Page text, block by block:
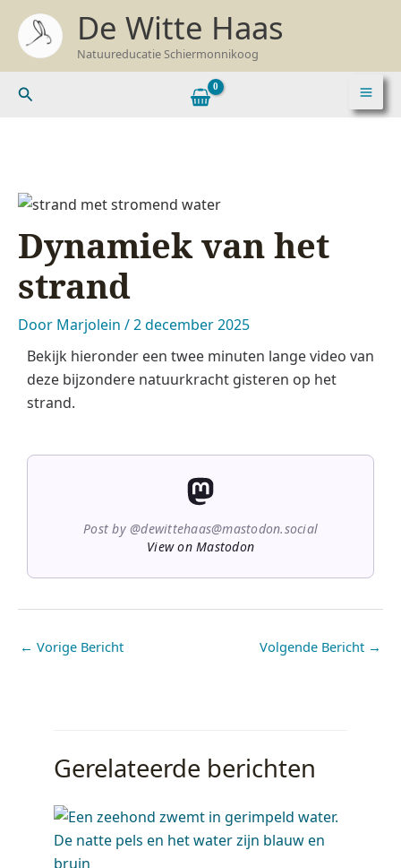
naar
De Witte Haas
Natuureducatie Schiermonnikoog
Zoeken
o
k
a
r
:Dynamiek van het
strand
Door Marjolein /2 december 2025
Bekijk hieronder een twee minuten lange video van
deze bijzondere natuurkracht gisteren op het
strand.
Post by @dewittehaas@mastodon.social
View on Mastodon
← Vorige Bericht Volgende Bericht →
Gerelateerde berichten